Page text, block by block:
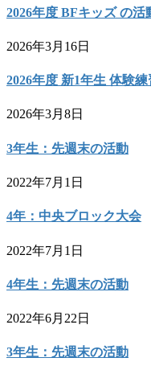
2026年度 BFキッズ の活
2026年3月16日
2026年度 新1年生 体験
2026年3月8日
3年生：先週末の活動
2022年7月1日
4年：中央ブロック大会
2022年7月1日
4年生：先週末の活動
2022年6月22日
3年生：先週末の活動